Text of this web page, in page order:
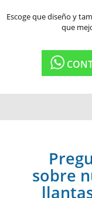
Escoge que diseño y
que
sobre